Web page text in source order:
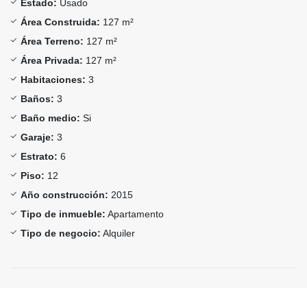
Estado: Usado
Área Construida: 127 m²
Área Terreno: 127 m²
Área Privada: 127 m²
Habitaciones: 3
Baños: 3
Baño medio: Si
Garaje: 3
Estrato: 6
Piso: 12
Año construcción: 2015
Tipo de inmueble: Apartamento
Tipo de negocio: Alquiler